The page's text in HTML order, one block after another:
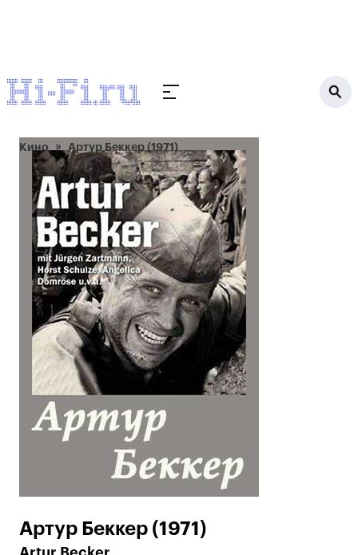
Кино Артур Беккер (1971)
Артур Беккер (1971)